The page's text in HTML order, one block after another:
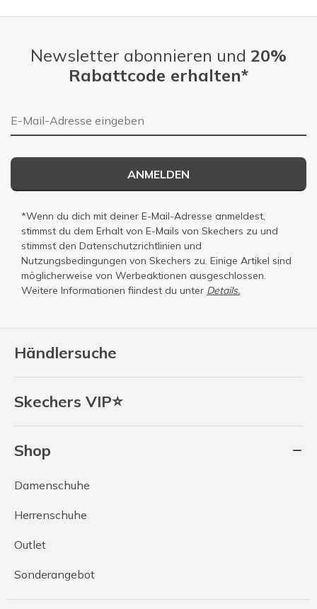
Händlersuche
Skechers VIP⭐
Shop
Damenschuhe
Herrenschuhe
Outlet
Sonderangebot
Newsletter abonnieren und 20%
Rabattcode erhalten*
E-Mail-Adresse
ANMELDEN
*Wenn du dich mit deiner E-Mail-Adresse anmeldest,
stimmst du dem Erhalt von E-Mails von Skechers zu und
stimmst den Datenschutzrichtlinien und
Nutzungsbedingungen von Skechers zu. Einige Artikel sind
möglicherweise von Werbeaktionen ausgeschlossen.
Weitere Informationen fiindest du unter Details.